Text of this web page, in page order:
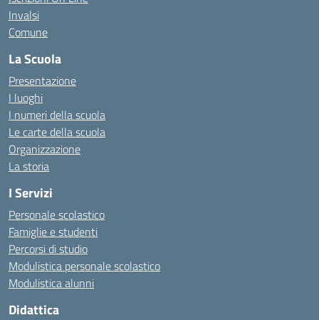
Invalsi
Comune
La Scuola
Presentazione
I luoghi
I numeri della scuola
Le carte della scuola
Organizzazione
La storia
I Servizi
Personale scolastico
Famiglie e studenti
Percorsi di studio
Modulistica personale scolastico
Modulistica alunni
Didattica